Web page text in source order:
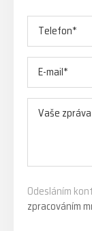
Odesláním
zpracováním